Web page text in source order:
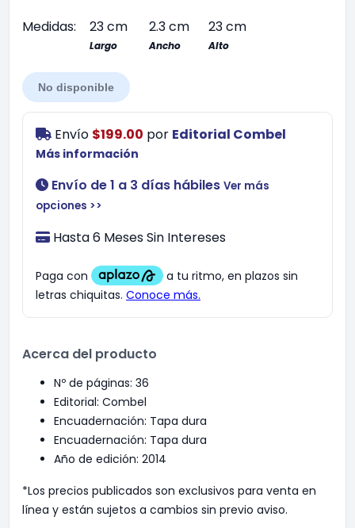
Medidas: 23 cm 2.3 cm 23 cm
Largo Ancho Alto
No disponible
Envío $199.00 por Editorial Combel
Más información
Envío de 1 a 3 días hábiles Ver más
opciones >>
Hasta 6 Meses Sin Intereses
Acerca del producto
Nº de páginas: 36
Editorial: Combel
Encuadernación: Tapa dura
Encuadernación: Tapa dura
Año de edición: 2014
*Los precios publicados son exclusivos para venta en
línea y están sujetos a cambios sin previo aviso.